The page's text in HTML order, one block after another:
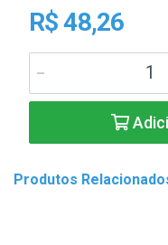
R$ 48,26
Produtos